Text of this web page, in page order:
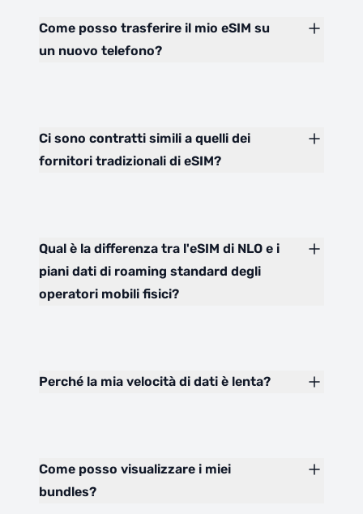
Come posso trasferire il mio eSIM su
un nuovo telefono?
Ci sono contratti simili a quelli dei
fornitori tradizionali di eSIM?
Qual è la differenza tra l'eSIM di NLO e i
piani dati di roaming standard degli
operatori mobili fisici?
Perché la mia velocità di dati è lenta?
Come posso visualizzare i miei
bundles?